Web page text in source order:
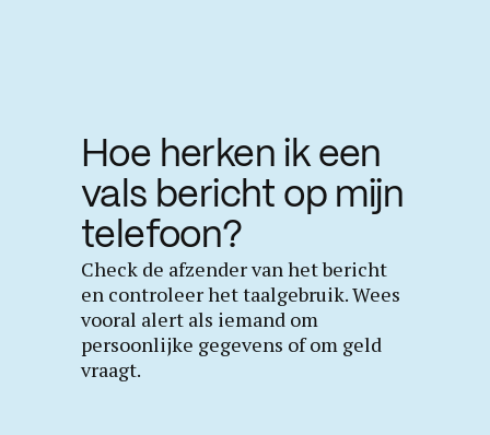
Hoe herken ik een
vals bericht op mijn
telefoon?
Check de afzender van het bericht
en controleer het taalgebruik. Wees
vooral alert als iemand om
persoonlijke gegevens of om geld
vraagt.